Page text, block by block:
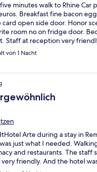
minutes walk to Rhine Car
Breakfast fine bacon
open side door. Honor
room no on fridge door.
Staff at reception very
von 1 Nacht
Arte during a stay in
just what I needed.
and restaurants. The staff
friendly. And the hotel